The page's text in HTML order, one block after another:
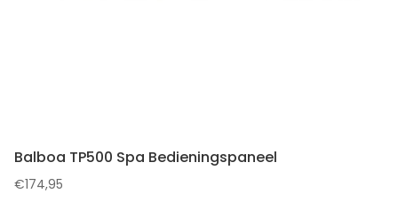
Balboa TP500 Spa Bedieningspaneel
€174,95